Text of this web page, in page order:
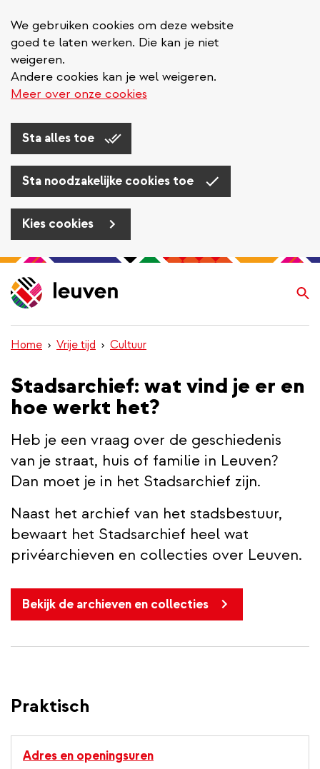
We gebruiken cookies om deze website
goed te laten werken. Die kan je niet
weigeren.
Andere cookies kan je wel weigeren.
Meer over onze cookies
Sta alles toe
Sta noodzakelijke cookies toe
Kies cookies
Overslaan
en
naar
inhoud
gaan
Home Vrije tijd Cultuur
Stadsarchief: wat vind je er en
hoe werkt het?
Heb je een vraag over de geschiedenis
van je straat, huis of familie in Leuven?
Dan moet je in het Stadsarchief zijn.
Naast het archief van het stadsbestuur,
bewaart het Stadsarchief heel wat
privéarchieven en collecties over Leuven.
Bekijk de archieven en collecties
Praktisch
Adres en openingsuren